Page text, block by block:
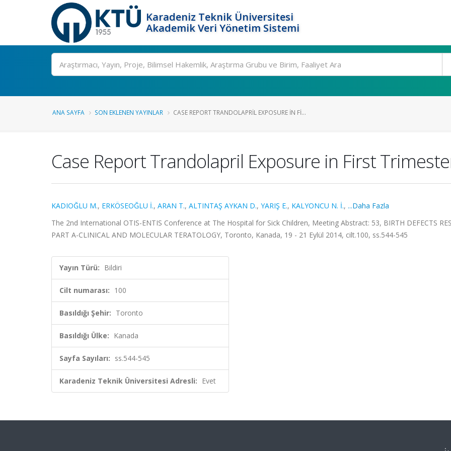
Karadeniz Teknik Üniversitesi
Akademik Veri Yönetim Sistemi
Ara
ANA SAYFA SON EKLENEN YAYINLAR CASE REPORT TRANDOLAPRIL EXPOSURE IN FI...
Case Report Trandolapril Exposure in First
KADIOĞLU M., ERKÖSEOĞLU İ., ARAN T., ALTINTAŞ AYKAN D., YARIŞ E., KALYONCU N. İ., ...Daha Fazla
The 2nd International OTIS-ENTIS Conference at The Hospital for Sick Children, Meeting Abstract: 53, BIRTH DEFECTS
PART A-CLINICAL AND MOLECULAR TERATOLOGY, Toronto, Kanada, 19 - 21 Eylül 2014, cilt.100, ss.544-545
Yayın Türü: Bildiri
Cilt numarası: 100
Basıldığı Şehir: Toronto
Basıldığı Ülke: Kanada
Sayfa Sayıları: ss.544-545
Karadeniz Teknik Üniversitesi Adresli: Evet